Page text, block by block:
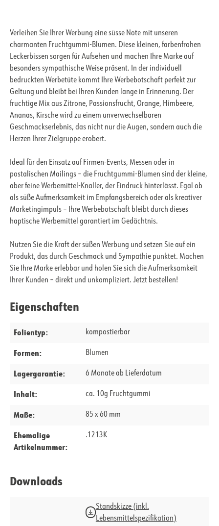
Verleihen Sie Ihrer Werbung eine süsse Note mit unseren
charmanten Fruchtgummi-Blumen. Diese kleinen, farbenfrohen
Leckerbissen sorgen für Aufsehen und machen Ihre Marke auf
besonders sympathische Weise präsent. In der individuell
bedruckten Werbetüte kommt Ihre Werbebotschaft perfekt zur
Geltung und bleibt bei Ihren Kunden lange in Erinnerung. Der
fruchtige Mix aus Zitrone, Passionsfrucht, Orange, Himbeere,
Ananas, Kirsche wird zu einem unverwechselbaren
Geschmackserlebnis, das nicht nur die Augen, sondern auch die
Herzen Ihrer Zielgruppe erobert.
Ideal für den Einsatz auf Firmen-Events, Messen oder in
postalischen Mailings – die Fruchtgummi-Blumen sind der kleine,
aber feine Werbemittel-Knaller, der Eindruck hinterlässt. Egal ob
als süße Aufmerksamkeit im Empfangsbereich oder als kreativer
Marketingimpuls – Ihre Werbebotschaft bleibt durch dieses
haptische Werbemittel garantiert im Gedächtnis.
Nutzen Sie die Kraft der süßen Werbung und setzen Sie auf ein
Produkt, das durch Geschmack und Sympathie punktet. Machen
Sie Ihre Marke erlebbar und holen Sie sich die Aufmerksamkeit
Ihrer Kunden – direkt und unkompliziert. Jetzt bestellen!
Eigenschaften
Folientyp: kompostierbar
Formen: Blumen
Lagergarantie: 6 Monate ab Lieferdatum
Inhalt: ca. 10g Fruchtgummi
Maße: 85 x 60 mm
Ehemalige
Artikelnummer:
.1213K
Downloads
Standskizze (inkl.
Lebensmittelspezifikation)